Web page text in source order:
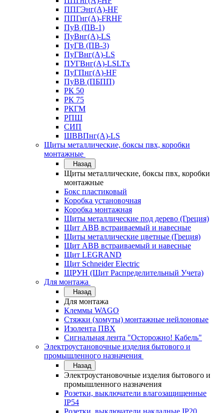
ППГЭнг(А)-HF
ППГнг(А)-FRHF
ПуВ (ПВ-1)
ПуВнг(А)-LS
ПуГВ (ПВ-3)
ПуГВнг(А)-LS
ПУГВнг(А)-LSLTx
ПуГПнг(А)-HF
ПуВВ (ПБПП)
РК 50
РК 75
РКГМ
РПШ
СИП
ШВВПнг(А)-LS
Щиты металлические, боксы пвх, коробки
монтажные
Назад
Щиты металлические, боксы пвх, коробки
монтажные
Бокс пластиковый
Коробка установочная
Коробка монтажная
Щиты металлические под дерево (Греция)
Щит ABB встраиваемый и навесные
Щиты металлические цветные (Греция)
Щит ABB встраиваемый и навесные
Щит LEGRAND
Щит Schneider Electric
ЩРУН (Щит Распределительный Учета)
Для монтажа
Назад
Для монтажа
Клеммы WAGO
Стяжки (хомуты) монтажные нейлоновые
Изолента ПВХ
Сигнальная лента "Осторожно! Кабель"
Электроустановочные изделия бытового и
промышленного назначения
Назад
Электроустановочные изделия бытового и
промышленного назначения
Розетки, выключатели влагозащищенные
IP54
Розетки, выключатели накладные IP20